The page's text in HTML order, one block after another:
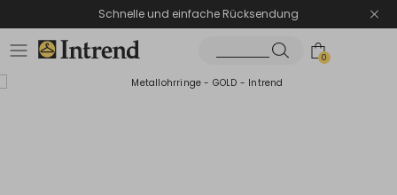
Schnelle und einfache Rücksendung
0